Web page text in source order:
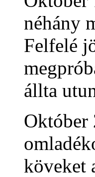
néhány
Felfelé
állta
Október
köveket